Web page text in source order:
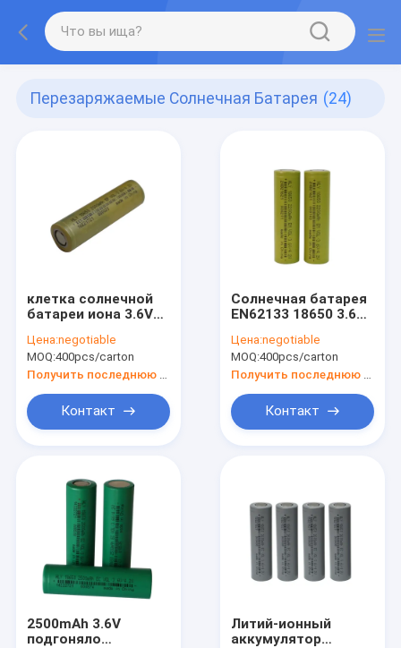
Перезаряжаемые Солнечная Батарея (24)
клетка солнечной
батареи иона 3.6V
перезаряжаемые
для бытовой
электроники
Цена:negotiable
MOQ:400pcs/carton
Контакт
Солнечная батарея
EN62133 18650 3.6V
перезаряжаемые
для электрофонаря
приведенного
Цена:negotiable
MOQ:400pcs/carton
Контакт
2500mAh 3.6V
подгоняло
Литий-ионный
аккумулятор